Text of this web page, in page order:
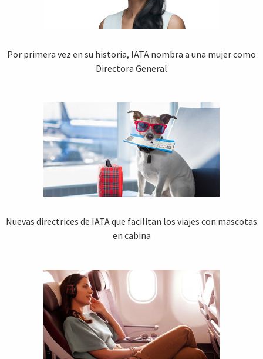
Por primera vez en su historia, IATA nombra a una mujer como
Directora General
Nuevas directrices de IATA que facilitan los viajes con mascotas
en cabina